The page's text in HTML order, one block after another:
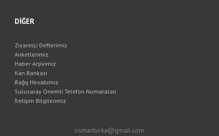
DİĞER
Ziyaretçi Defterimiz
Anketlerimiz
Haber Arşivimiz
Kan Bankası
Bağış Hesabımız
Sulusaray Önemli Telefon Numaraları
İletişim Bilgilerimiz
osmanturka@gmail.com